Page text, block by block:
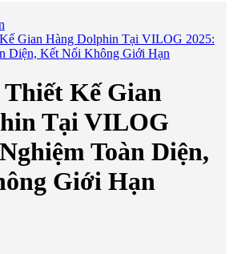
Gian Hàng Dolphin Tại VILOG 2025:
Diện, Kết Nối Không Giới Hạn
Kế Gian
Tại VILOG
Toàn Diện,
Giới Hạn